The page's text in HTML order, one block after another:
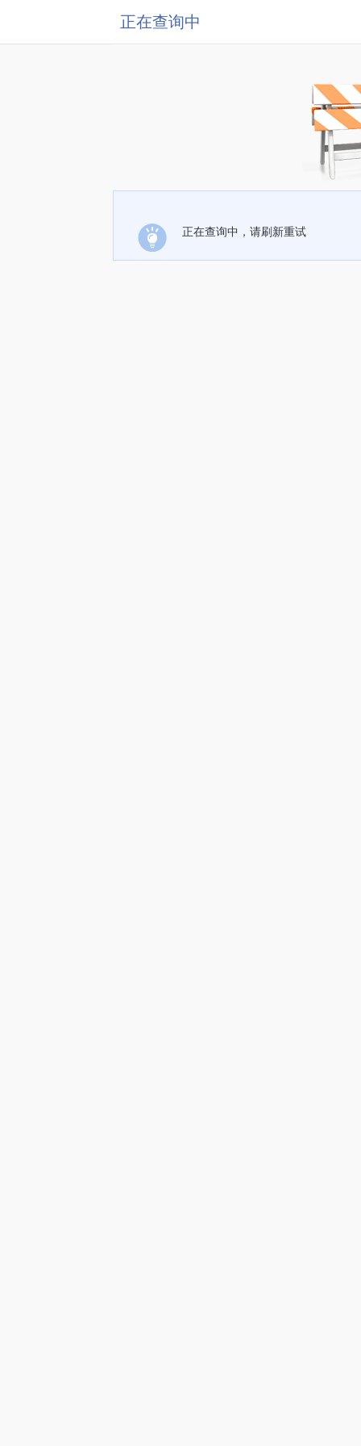
正在查询中
正在查询中，请刷新重试